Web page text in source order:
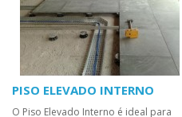
PISO ELEVADO INTERNO
O Piso Elevado Interno é ideal para